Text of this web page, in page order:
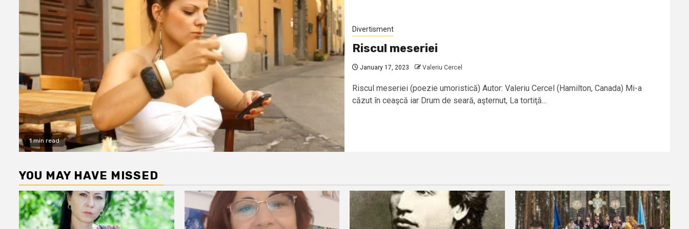
1 min read
Divertisment
Riscul meseriei
January 17, 2023 Valeriu Cercel
Riscul meseriei (poezie umoristică) Autor: Valeriu Cercel (Hamilton, Canada) Mi-a
căzut în ceaşcă iar Drum de seară, aşternut, La tortiţă...
YOU MAY HAVE MISSED